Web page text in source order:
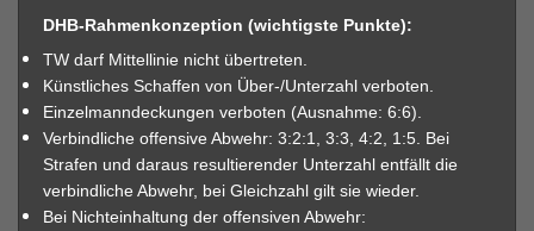
DHB-Rahmenkonzeption (wichtigste Punkte):
TW darf Mittellinie nicht übertreten.
Künstliches Schaffen von Über-/Unterzahl verboten.
Einzelmanndeckungen verboten (Ausnahme: 6:6).
Verbindliche offensive Abwehr: 3:2:1, 3:3, 4:2, 1:5. Bei
Strafen und daraus resultierender Unterzahl entfällt die
verbindliche Abwehr, bei Gleichzahl gilt sie wieder.
Bei Nichteinhaltung der offensiven Abwehr: